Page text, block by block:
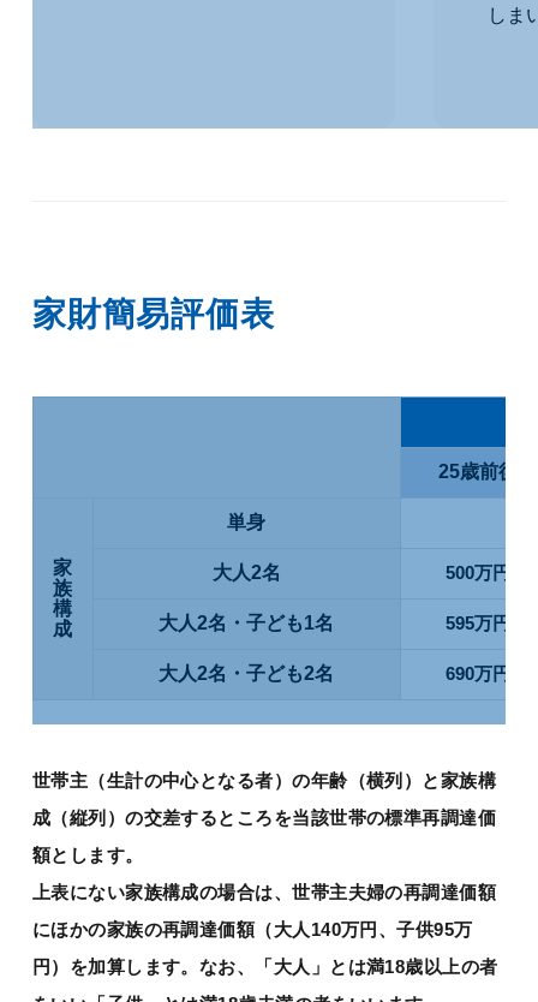
しま
家財簡易評価表
25歳前後
家
族
構
成
単身
大人2名 500万円
大人2名・子ども1名 595万円
大人2名・子ども2名 690万円
世帯主（生計の中心となる者）の年齢（横列）と家族構
成（縦列）の交差するところを当該世帯の標準再調達価
額とします。
上表にない家族構成の場合は、世帯主夫婦の再調達価額
にほかの家族の再調達価額（大人140万円、子供95万
円）を加算します。なお、「大人」とは満18歳以上の者